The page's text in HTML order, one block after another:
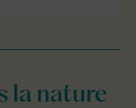
la nature